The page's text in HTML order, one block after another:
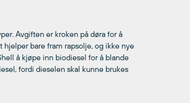
Avgiften er kroken på døra for å
hjelper bare fram rapsolje, og ikke nye
å kjøpe inn biodiesel for å blande
fordi dieselen skal kunne brukes